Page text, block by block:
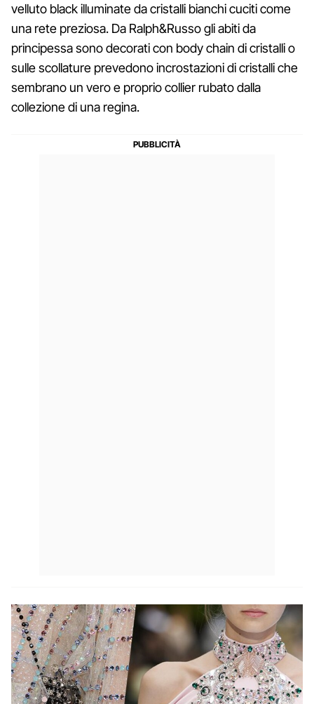
velluto black illuminate da cristalli bianchi cuciti come
una rete preziosa. Da Ralph&Russo gli abiti da
principessa sono decorati con body chain di cristalli o
sulle scollature prevedono incrostazioni di cristalli che
sembrano un vero e proprio collier rubato dalla
collezione di una regina.